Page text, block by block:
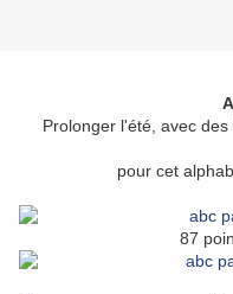
Prolonger l'été, avec
pour cet
87